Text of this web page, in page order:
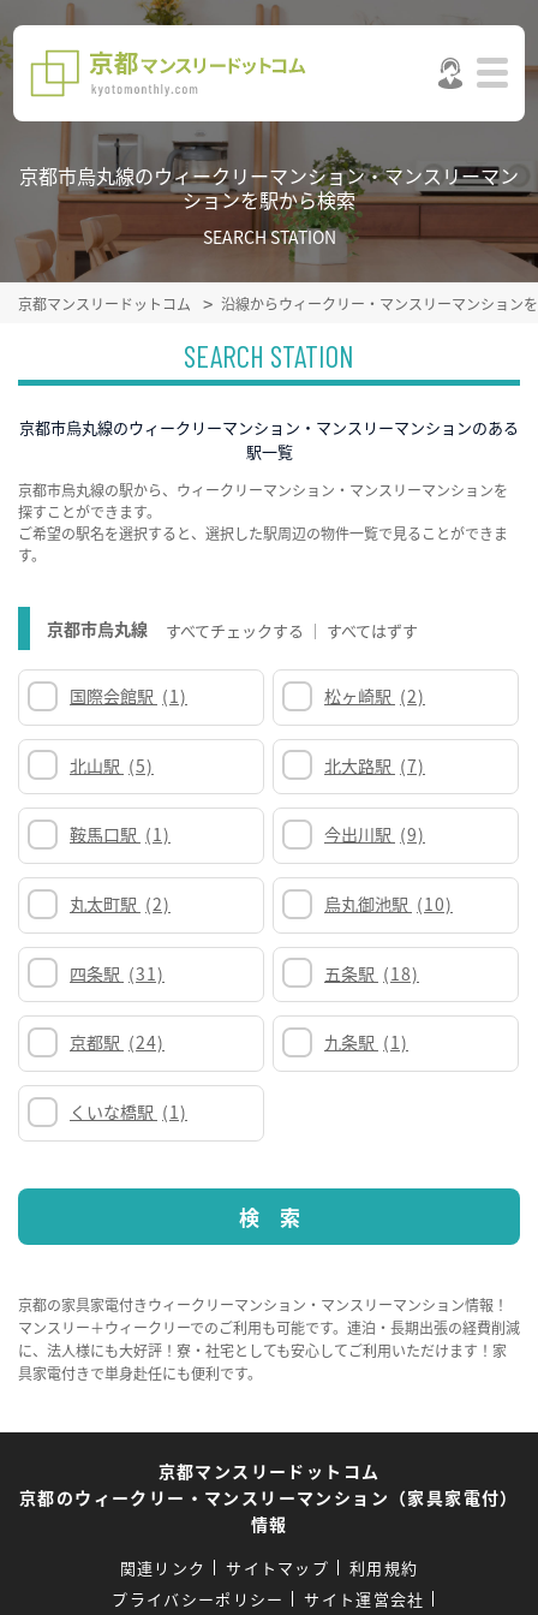
京都市烏丸線のウィークリーマンション・マンスリーマン
ションを駅から検索
SEARCH STATION
京都マンスリードットコム 沿線からウィークリー・マンスリーマンション
SEARCH STATION
京都市烏丸線のウィークリーマンション・マンスリーマンションのある
駅一覧
京都市烏丸線の駅から、ウィークリーマンション・マンスリーマンションを
探すことができます。
ご希望の駅名を選択すると、選択した駅周辺の物件一覧で見ることができま
す。
京都市烏丸線 すべてチェックする すべてはずす
国際会館駅 (1) 松ヶ崎駅 (2)
北山駅 (5) 北大路駅 (7)
鞍馬口駅 (1) 今出川駅 (9)
丸太町駅 (2) 烏丸御池駅 (10)
四条駅 (31) 五条駅 (18)
京都駅 (24) 九条駅 (1)
くいな橋駅 (1)
京都の家具家電付きウィークリーマンション・マンスリーマンション情報！
マンスリー＋ウィークリーでのご利用も可能です。連泊・長期出張の経費削減
に、法人様にも大好評！寮・社宅としても安心してご利用いただけます！家
具家電付きで単身赴任にも便利です。
京都マンスリードットコム
京都のウィークリー・マンスリーマンション（家具家電付）
情報
関連リンク サイトマップ
利用規約
プライバシーポリシー
サイト運営会社